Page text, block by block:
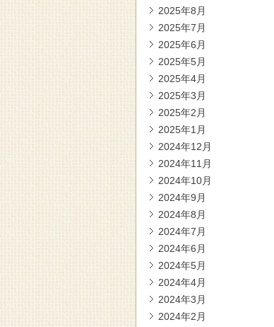
2025年8月
2025年7月
2025年6月
2025年5月
2025年4月
2025年3月
2025年2月
2025年1月
2024年12月
2024年11月
2024年10月
2024年9月
2024年8月
2024年7月
2024年6月
2024年5月
2024年4月
2024年3月
2024年2月